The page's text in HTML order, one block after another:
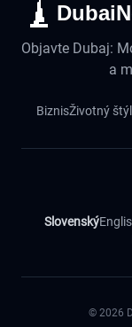
Objavte Dubaj:
a
BiznisŽivotný štýl
Slovenský
© 2026